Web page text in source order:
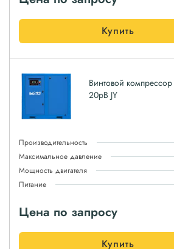
Купить
Винтовой
20рВ JY
Производительность
Максимальное давление
Мощность двигателя
Питание
Цена по запросу
Купить